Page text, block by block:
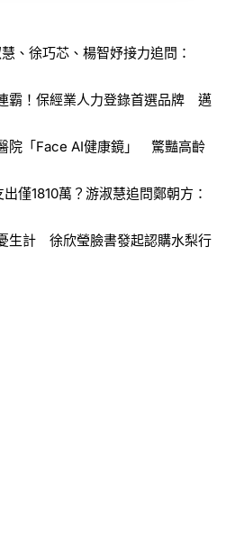
、徐巧芯、楊智妤接力追問：
霸！保經業人力登錄首選品牌 邁
院「Face AI健康鏡」 驚豔高齡
僅1810萬？游淑慧追問鄭朝方：
生計 徐欣瑩臉書發起認購水梨行